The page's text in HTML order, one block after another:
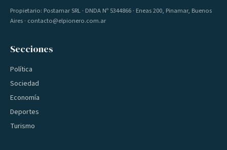
Propietario: Postamar SRL · DNDA Nº 5344866 · Eneas 200, Pinamar, Buenos
Aires · contacto@elpionero.com.ar
Secciones
Política
Sociedad
Economía
Deportes
Turismo